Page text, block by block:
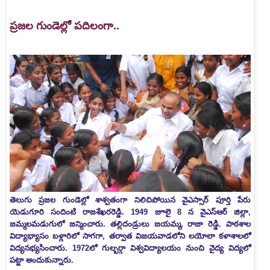
ప్రజల గుండెల్లో పదిలంగా..
తెలుగు ప్రజల గుండెల్లో శాశ్వతంగా నిలిచిపోయిన వైఎస్సార్‌ పూర్తి పేరు
యెడుగూరి సందింటి రాజశేఖరరెడ్డి. 1949 జూలై 8 న వైఎస్‌ఆర్‌ జిల్లా,
జమ్మలమడుగులో జన్మించారు. తల్లిదండ్రులు జయమ్మ, రాజా రెడ్డి. పాఠశాల
విద్యాభ్యాసం బళ్లారిలో సాగగా, తర్వాత విజయవాడలోని లయోలా కళాశాలలో
విద్యనభ్యసించారు. 1972లో గుల్బర్గా విశ్వవిద్యాలయం నుంచి వైద్య విద్యలో
పట్టా అందుకున్నారు.